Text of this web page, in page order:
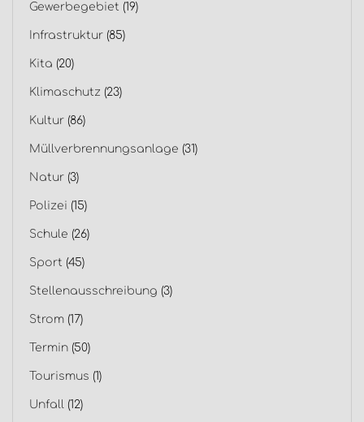
Gewerbegebiet (19)
Infrastruktur (85)
Kita (20)
Klimaschutz (23)
Kultur (86)
Müllverbrennungsanlage (31)
Natur (3)
Polizei (15)
Schule (26)
Sport (45)
Stellenausschreibung (3)
Strom (17)
Termin (50)
Tourismus (1)
Unfall (12)